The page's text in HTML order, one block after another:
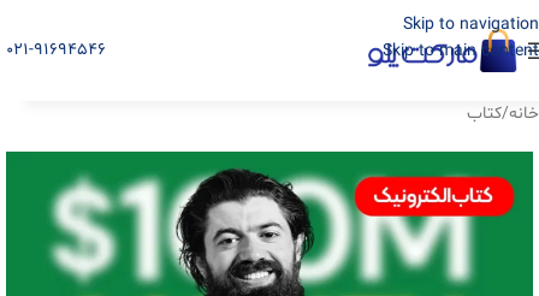
Skip to navigation
Skip to main content
021-91694546
خانه/کتاب